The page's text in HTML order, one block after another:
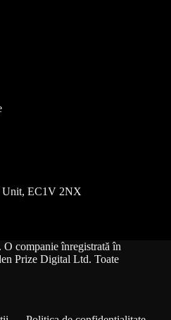
Unit, EC1V 2NX
companie înregistrată în
Prize Digital Ltd. Toate